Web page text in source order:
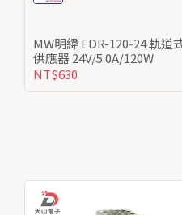
MW明緯 EDR-120-24 軌道式電源
供應器 24V/5.0A/120W
NT$630